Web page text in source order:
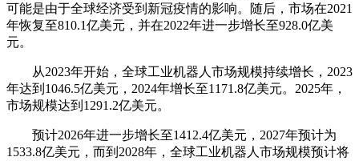
可能是由于全球经济受到新冠疫情的影响。随后，市场在2021
年恢复至810.1亿美元，并在2022年进一步增长至928.0亿美
元。
从2023年开始，全球工业机器人市场规模持续增长，2023
年达到1046.5亿美元，2024年增长至1171.8亿美元。2025年，
市场规模达到1291.2亿美元。
预计2026年进一步增长至1412.4亿美元，2027年预计为
1533.8亿美元，而到2028年，全球工业机器人市场规模预计将